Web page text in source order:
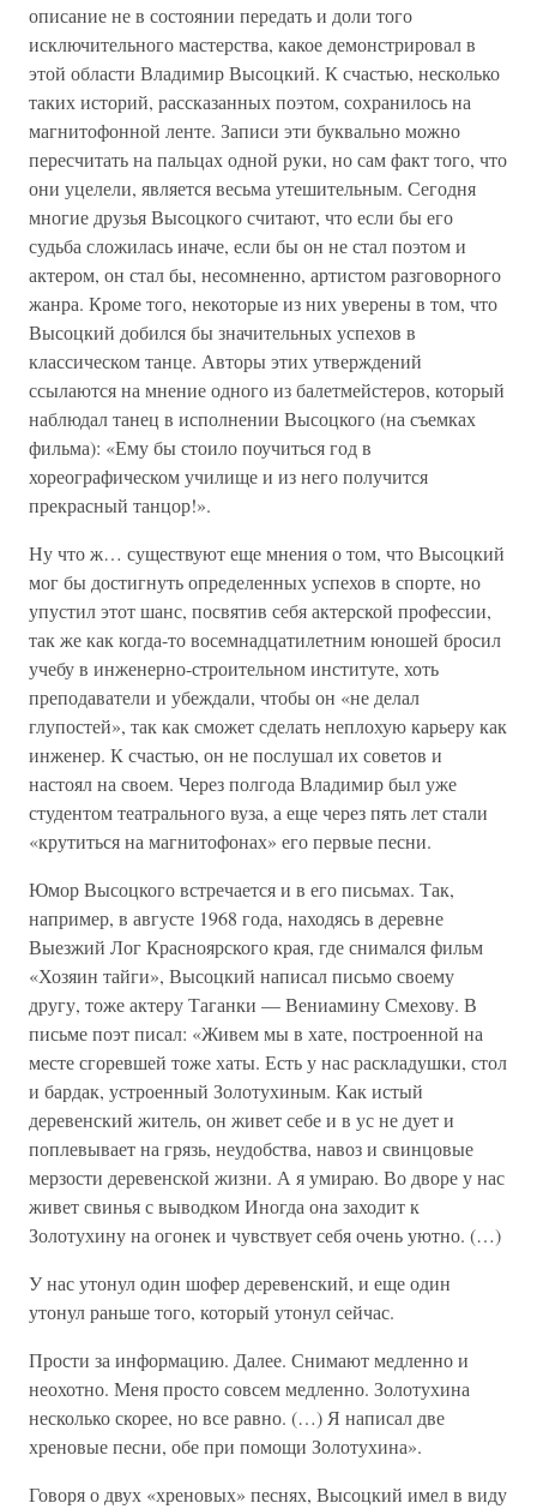
описание не в состоянии передать и доли того
исключительного мастерства, какое демонстрировал в
этой области Владимир Высоцкий. К счастью, несколько
таких историй, рассказанных поэтом, сохранилось на
магнитофонной ленте. Записи эти буквально можно
пересчитать на пальцах одной руки, но сам факт того, что
они уцелели, является весьма утешительным. Сегодня
многие друзья Высоцкого считают, что если бы его
судьба сложилась иначе, если бы он не стал поэтом и
актером, он стал бы, несомненно, артистом разговорного
жанра. Кроме того, некоторые из них уверены в том, что
Высоцкий добился бы значительных успехов в
классическом танце. Авторы этих утверждений
ссылаются на мнение одного из балетмейстеров, который
наблюдал танец в исполнении Высоцкого (на съемках
фильма): «Ему бы стоило поучиться год в
хореографическом училище и из него получится
прекрасный танцор!».
Ну что ж… существуют еще мнения о том, что Высоцкий
мог бы достигнуть определенных успехов в спорте, но
упустил этот шанс, посвятив себя актерской профессии,
так же как когда-то восемнадцатилетним юношей бросил
учебу в инженерно-строительном институте, хоть
преподаватели и убеждали, чтобы он «не делал
глупостей», так как сможет сделать неплохую карьеру как
инженер. К счастью, он не послушал их советов и
настоял на своем. Через полгода Владимир был уже
студентом театрального вуза, а еще через пять лет стали
«крутиться на магнитофонах» его первые песни.
Юмор Высоцкого встречается и в его письмах. Так,
например, в августе 1968 года, находясь в деревне
Выезжий Лог Красноярского края, где снимался фильм
«Хозяин тайги», Высоцкий написал письмо своему
другу, тоже актеру Таганки — Вениамину Смехову. В
письме поэт писал: «Живем мы в хате, построенной на
месте сгоревшей тоже хаты. Есть у нас раскладушки, стол
и бардак, устроенный Золотухиным. Как истый
деревенский житель, он живет себе и в ус не дует и
поплевывает на грязь, неудобства, навоз и свинцовые
мерзости деревенской жизни. А я умираю. Во дворе у нас
живет свинья с выводком Иногда она заходит к
Золотухину на огонек и чувствует себя очень уютно. (…)
У нас утонул один шофер деревенский, и еще один
утонул раньше того, который утонул сейчас.
Прости за информацию. Далее. Снимают медленно и
неохотно. Меня просто совсем медленно. Золотухина
несколько скорее, но все равно. (…) Я написал две
хреновые песни, обе при помощи Золотухина».
Говоря о двух «хреновых» песнях, Высоцкий имел в виду